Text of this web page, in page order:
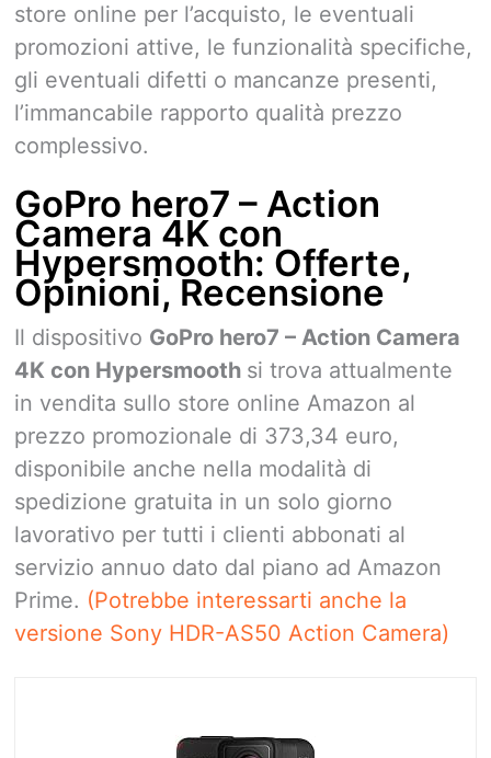
store online per l’acquisto, le eventuali
promozioni attive, le funzionalità specifiche,
gli eventuali difetti o mancanze presenti,
l’immancabile rapporto qualità prezzo
complessivo.
GoPro hero7 – Action
Camera 4K con
Hypersmooth: Offerte,
Opinioni, Recensione
Il dispositivo GoPro hero7 – Action Camera
4K con Hypersmooth si trova attualmente
in vendita sullo store online Amazon al
prezzo promozionale di 373,34 euro,
disponibile anche nella modalità di
spedizione gratuita in un solo giorno
lavorativo per tutti i clienti abbonati al
servizio annuo dato dal piano ad Amazon
Prime. (Potrebbe interessarti anche la
versione Sony HDR-AS50 Action Camera)